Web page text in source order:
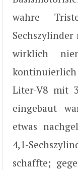
wahre
Sechszylinder
wirklich
kontinuierlich
Liter-V8 mit
eingebaut
etwas
4,1-
schaffte;